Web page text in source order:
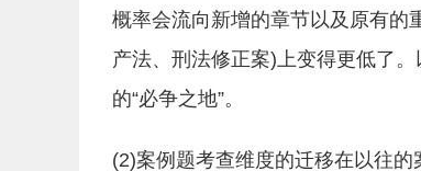
概率会流向新增的章节以及原有的
产法、刑法修正案)上变得更低了
的“必争之地”。
(2)案例题考查维度的迁移在以往